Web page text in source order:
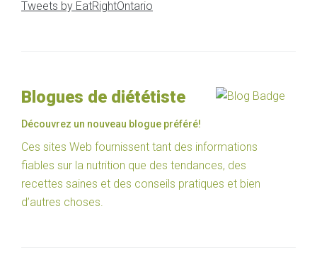
Tweets by EatRightOntario
Blogues de diététiste
Découvrez un nouveau blogue préféré!
Ces sites Web fournissent tant des informations
fiables sur la nutrition que des tendances, des
recettes saines et des conseils pratiques et bien
d’autres choses.